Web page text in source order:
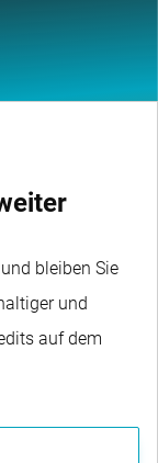
bleiben Sie
und
auf dem